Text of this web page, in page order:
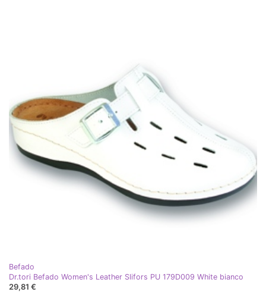
Befado
Dr.tori Befado Women's Leather Slifors PU 179D009 White bianco
29,81 €